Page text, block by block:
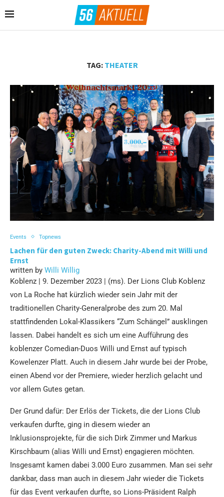
TAG: THEATER
Events Topnews
Lachen für den guten Zweck: Charity-Abend mit Willi und
Ernst
written by Willi Willig
Koblenz | 9. Dezember 2023 | (ms). Der Lions Club Koblenz
von La Roche hat kürzlich wieder sein Jahr mit der
traditionellen Charity-Generalprobe des zum 20. Mal
stattfindenden Lokal-Klassikers “Zum Schängel” ausklingen
lassen. Dabei handelt es sich um eine Aufführung des
koblenzer Comedian-Duos Willi und Ernst auf typisch
Kowelenzer Platt. Auch in diesem Jahr wurde bei der Probe,
einen Abend vor der Premiere, wieder herzlich gelacht und
vor allem Gutes getan.
Der Grund dafür: Der Erlös der Tickets, die der Lions Club
verkaufen durfte, ging in diesem wieder an
Inklusionsprojekte, für die sich Dirk Zimmer und Markus
Kirschbaum (alias Willi und Ernst) engagieren möchten.
Insgesamt kamen dabei 3.000 Euro zusammen. Man sei sehr
dankbar, dass man auch in diesem Jahr wieder die Tickets
für das Event verkaufen durfte, so Lions-Präsident Ralph